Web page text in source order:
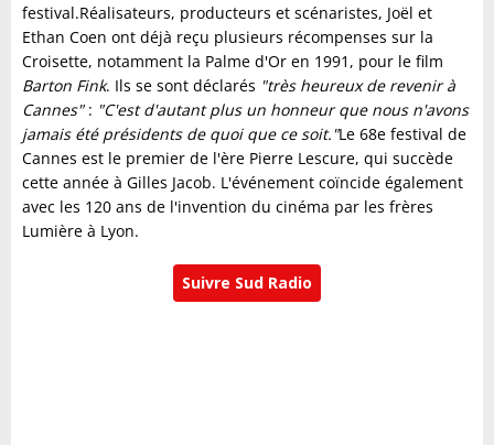
festival.Réalisateurs, producteurs et scénaristes, Joël et
Ethan Coen ont déjà reçu plusieurs récompenses sur la
Croisette, notamment la Palme d'Or en 1991, pour le film
Barton Fink. Ils se sont déclarés "très heureux de revenir à
Cannes": "C'est d'autant plus un honneur que nous n'avons
jamais été présidents de quoi que ce soit."Le 68e festival de
Cannes est le premier de l'ère Pierre Lescure, qui succède
cette année à Gilles Jacob. L'événement coïncide également
avec les 120 ans de l'invention du cinéma par les frères
Lumière à Lyon.
Suivre Sud Radio